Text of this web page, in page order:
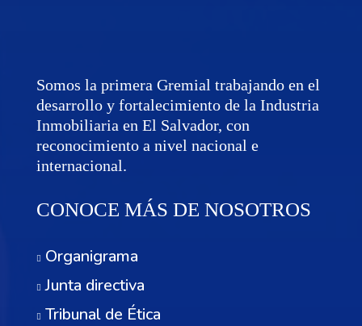
Somos la primera Gremial trabajando en el
desarrollo y fortalecimiento de la Industria
Inmobiliaria en El Salvador, con
reconocimiento a nivel nacional e
internacional.
CONOCE MÁS DE NOSOTROS
Organigrama
Junta directiva
Tribunal de Ética